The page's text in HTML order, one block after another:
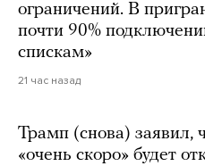
ограничений. В
почти 90%
спискам»
21 час назад
Трамп (снова) заявил,
«очень скоро» будет